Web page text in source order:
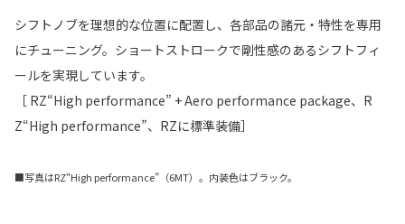
シフトノブを理想的な位置に配置し、各部品の諸元・特性を専用
にチューニング。ショートストロークで剛性感のあるシフトフィ
ールを実現しています。
［ RZ“High performance” + Aero performance package、R
Z“High performance”、RZに標準装備］
■写真はRZ“High performance”（6MT）。内装色はブラック。